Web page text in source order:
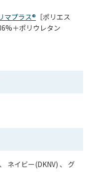
マプラス® ［ポリエス
＋ポリウレタン
ネイビー(DKNV) 、 グ